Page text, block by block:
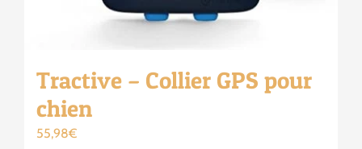
Tractive – Collier GPS pour
chien
55,98€